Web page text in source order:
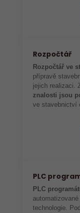
Rozpočtář
Rozpočtář ve
přípravě
jejich realizaci.
znalosti jsou
ve stavebnictví
PLC
PLC
technologie.